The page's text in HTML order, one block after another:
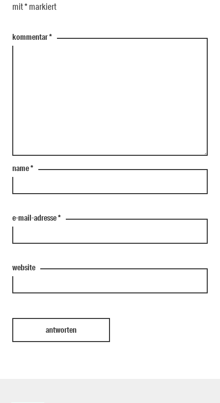
mit*markiert
kommentar*
name*
e-mail-adresse*
website